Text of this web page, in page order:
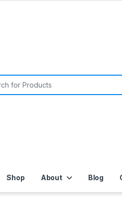
Shop About Blog